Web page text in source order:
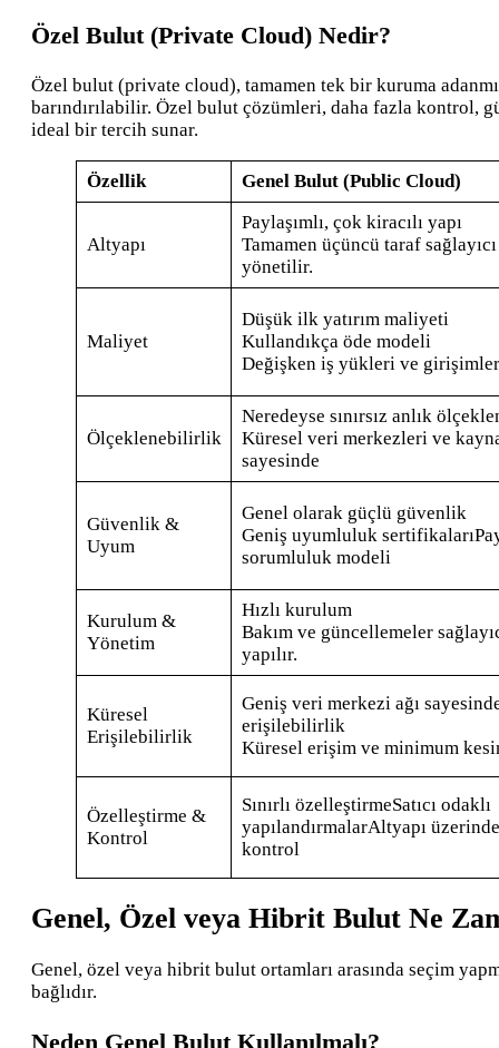
Özel Bulut (Private Cloud) Nedir?
Özel bulut (private cloud), tamamen tek bir kuruma
barındırılabilir. Özel bulut çözümleri, daha fazla kontrol,
ideal bir tercih sunar.
Özellik Genel Bulut (Public Cloud)
Altyapı
Paylaşımlı, çok kiracılı yapı
Tamamen üçüncü taraf
yönetilir.
Maliyet
Düşük ilk yatırım maliyeti
Kullandıkça öde modeli
Değişken iş yükleri ve
Ölçeklenebilirlik
Neredeyse sınırsız anlık
Küresel veri merkezleri ve
sayesinde
Güvenlik &
Uyum
Genel olarak güçlü güvenlik
Geniş uyumluluk
sorumluluk modeli
Kurulum &
Yönetim
Hızlı kurulum
Bakım ve güncellemeler
yapılır.
Küresel
Erişilebilirlik
Geniş veri merkezi ağı
erişilebilirlik
Küresel erişim ve minimum
Özelleştirme &
Kontrol
Sınırlı özelleştirmeSatıcı odaklı
yapılandırmalarAltyapı
kontrol
Genel, Özel veya Hibrit Bulut Ne
Genel, özel veya hibrit bulut ortamları arasında seçim
bağlıdır.
Neden Genel Bulut Kullanılmalı?